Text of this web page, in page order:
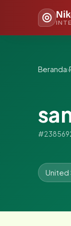
Beranda›
United